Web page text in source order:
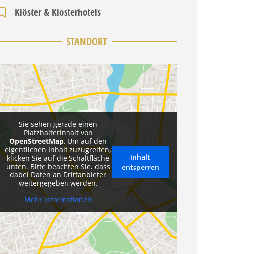
Klöster & Klosterhotels
STANDORT
Sie sehen gerade einen
Platzhalterinhalt von
OpenStreetMap. Um auf den
eigentlichen Inhalt zuzugreifen,
klicken Sie auf die Schaltfläche
unten. Bitte beachten Sie, dass
dabei Daten an Drittanbieter
weitergegeben werden.
Mehr Informationen
Inhalt
entsperren